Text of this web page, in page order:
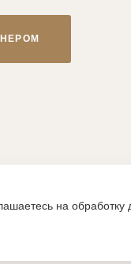
графикой,
на